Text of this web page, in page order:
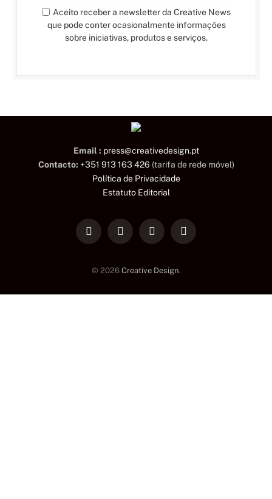
Aceito receber a newsletter da Creative News
que pode conter ocasionalmente informações
sobre iniciativas, produtos e serviços.
Email : press@creativedesign.pt
Contacto: +351 913 163 426 (tarifa de rede móvel)
Política de Privacidade
Estatuto Editorial
LinkedInFacebookInstagramTikTok
© 2026 Creative Design.